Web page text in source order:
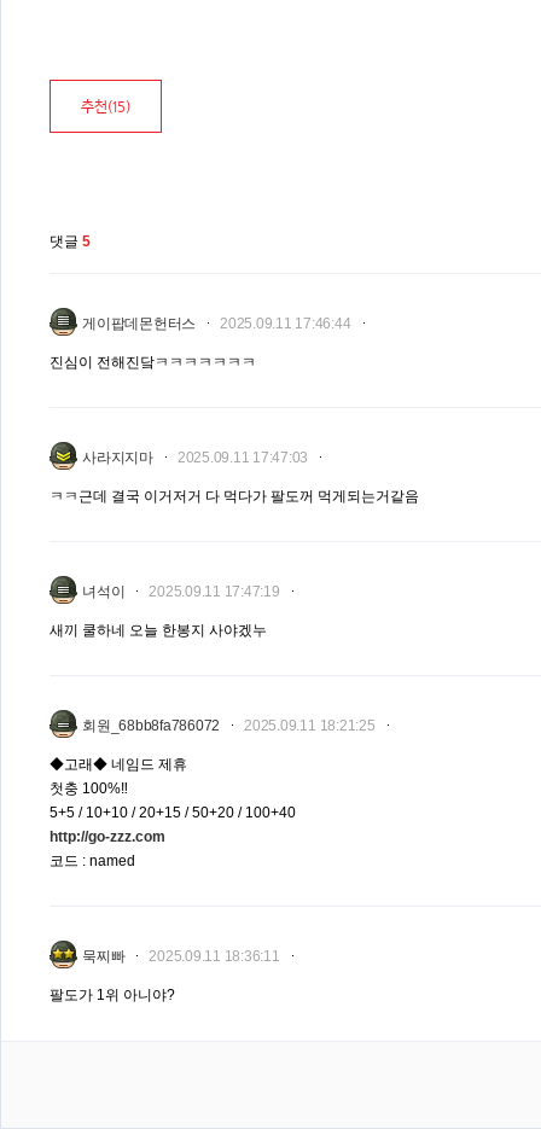
추천(15)
댓글 5
게이팝데몬헌터스 2025.09.11 17:46:44
진심이 전해진닼ㅋㅋㅋㅋㅋㅋㅋ
사라지지마 2025.09.11 17:47:03
ㅋㅋ근데 결국 이거저거 다 먹다가 팔도꺼 먹게되는거같음
녀석이 2025.09.11 17:47:19
새끼 쿨하네 오늘 한봉지 사야겠누
회원_68bb8fa786072 2025.09.11 18:21:25
◆고래◆ 네임드 제휴
첫충 100%‼️
5+5 / 10+10 / 20+15 / 50+20 / 100+40
http://go-zzz.com
코드 : named
묵찌빠 2025.09.11 18:36:11
팔도가 1위 아니야?